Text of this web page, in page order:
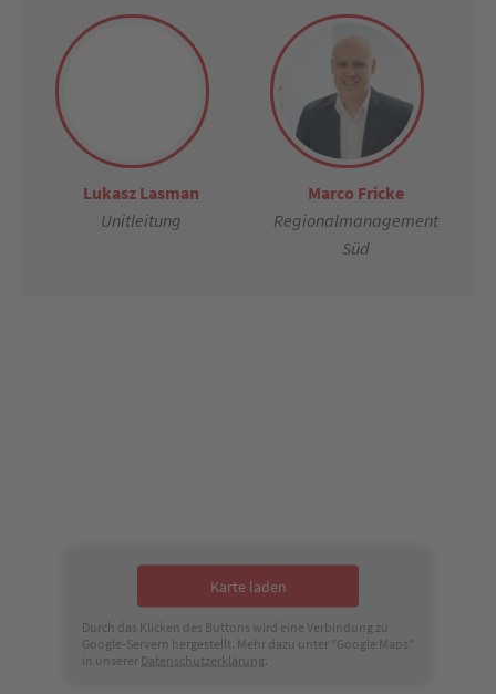
Lukasz Lasman
Unitleitung
Marco Fricke
Regionalmanagement
Süd
Karte laden
Durch das Klicken des Buttons wird eine Verbindung zu
Google-Servern hergestellt. Mehr dazu unter "Google Maps"
in unserer Datenschutzerklärung.